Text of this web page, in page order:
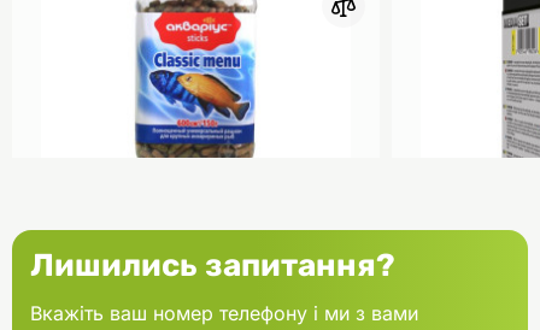
банка 150 г
Aquael
Лишились запитання?
Вкажіть ваш номер телефону і ми з вами